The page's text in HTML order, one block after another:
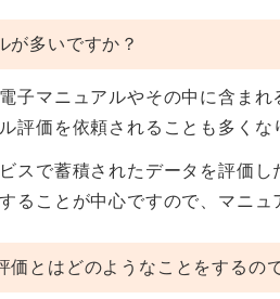
が多いですか？
子マニュアルやその中に含ま
評価を依頼されることも多くな
スで蓄積されたデータを評価し
ることが中心ですので、マニュ
とはどのようなことをするの